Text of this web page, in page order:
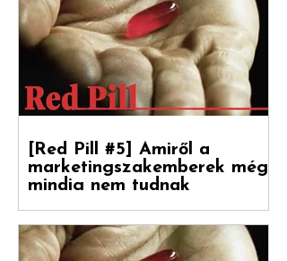
RED PILL
[Red Pill #5] Amiről a
marketingszakemberek még
mindig nem tudnak